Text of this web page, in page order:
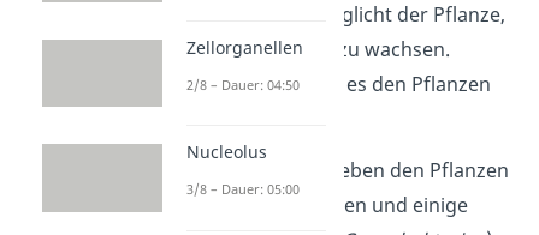
beteiligt und ermöglicht der Pflanze,
zu überleben und zu wachsen.
Außerdem verleiht es den Pflanzen
Neben den Pflanzen
betreiben auch Algen und einige
Zellorganellen
2/8 – Dauer: 04:50
Nucleolus
3/8 – Dauer: 05:00